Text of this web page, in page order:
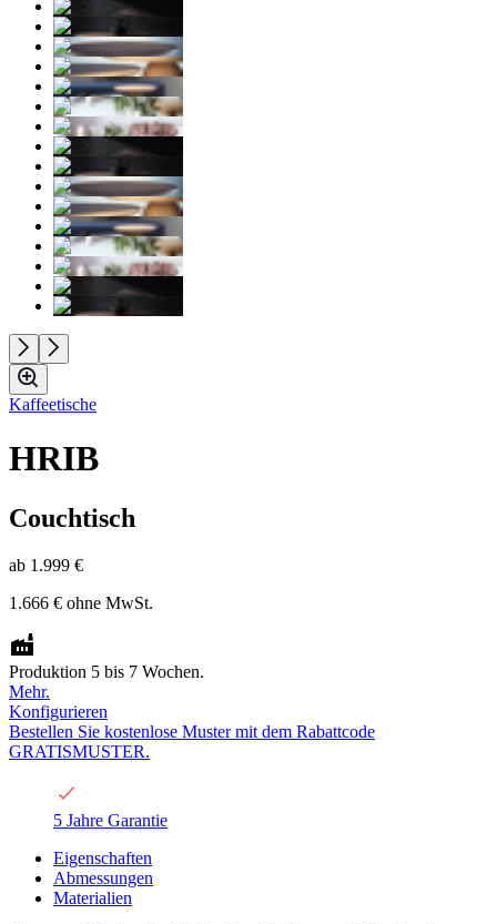
Kaffeetische
HRIB
Couchtisch
ab 1.999 €
1.666 € ohne MwSt.
Produktion 5 bis 7 Wochen.
Mehr.
Konfigurieren
Bestellen Sie kostenlose Muster mit dem Rabattcode
GRATISMUSTER.
5 Jahre Garantie
Eigenschaften
Abmessungen
Materialien